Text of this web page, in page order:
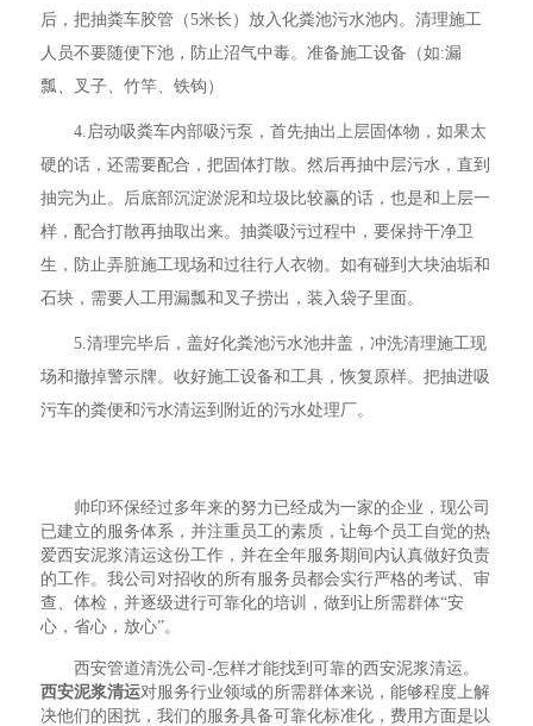
后，把抽粪车胶管（5米长）放入化粪池污水池内。清理施工
人员不要随便下池，防止沼气中毒。准备施工设备（如:漏
瓢、叉子、竹竿、铁钩）
4.启动吸粪车内部吸污泵，首先抽出上层固体物，如果太
硬的话，还需要配合，把固体打散。然后再抽中层污水，直到
抽完为止。后底部沉淀淤泥和垃圾比较赢的话，也是和上层一
样，配合打散再抽取出来。抽粪吸污过程中，要保持干净卫
生，防止弄脏施工现场和过往行人衣物。如有碰到大块油垢和
石块，需要人工用漏瓢和叉子捞出，装入袋子里面。
5.清理完毕后，盖好化粪池污水池井盖，冲洗清理施工现
场和撤掉警示牌。收好施工设备和工具，恢复原样。把抽进吸
污车的粪便和污水清运到附近的污水处理厂。
帅印环保经过多年来的努力已经成为一家的企业，现公司
已建立的服务体系，并注重员工的素质，让每个员工自觉的热
爱西安泥浆清运这份工作，并在全年服务期间内认真做好负责
的工作。我公司对招收的所有服务员都会实行严格的考试、审
查、体检，并逐级进行可靠化的培训，做到让所需群体“安
心，省心，放心”。
西安管道清洗公司-怎样才能找到可靠的西安泥浆清运。
西安泥浆清运对服务行业领域的所需群体来说，能够程度上解
决他们的困扰，我们的服务具备可靠化标准化，费用方面是以